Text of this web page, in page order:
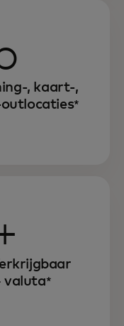
, kaart-,
*
valuta*